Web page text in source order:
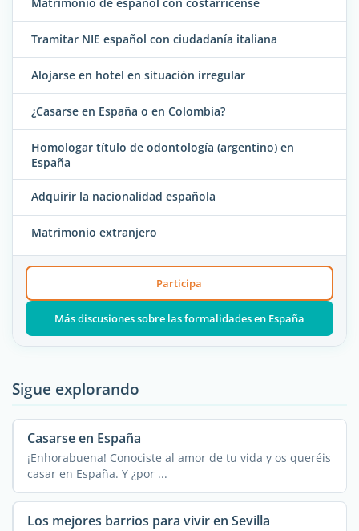
Tramitar NIE español con ciudadanía italiana
Alojarse en hotel en situación irregular
¿Casarse en España o en Colombia?
Homologar título de odontología (argentino) en
España
Adquirir la nacionalidad española
Matrimonio extranjero
Participa
Más discusiones sobre las formalidades en España
Sigue explorando
Casarse en España
¡Enhorabuena! Conociste al amor de tu vida y os queréis
casar en España. Y ¿por ...
Los mejores barrios para vivir en Sevilla